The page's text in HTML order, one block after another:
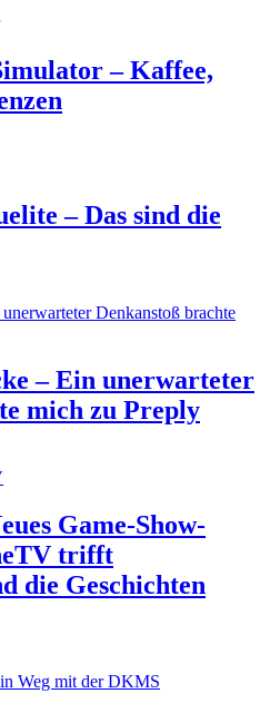
– Kaffee,
– Das sind die
– Ein unerwarteter
mich zu Preply
Game-Show-
trifft
die Geschichten